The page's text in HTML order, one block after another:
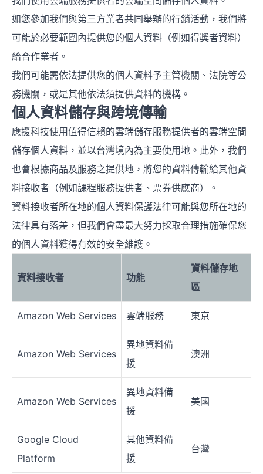
如您參加我們與第三方業者共同舉辦的行銷活動，我們將
可能於必要範圍內提供您的個人資料（例如得獎者資料）
給合作業者。
我們可能需依法提供您的個人資料予主管機關、法院等公
務機關，或是其他依法須提供資料的機構。
個人資料儲存與跨境傳輸
應援科技使用值得信賴的雲端儲存服務提供者的雲端空間
儲存個人資料，並以台灣境內為主要使用地。此外，我們
也會根據商品及服務之提供地，將您的資料傳輸給其他資
料接收者（例如課程服務提供者、票券供應商）。
資料接收者所在地的個人資料保護法律可能與您所在地的
法律具有落差，但我們會盡最大努力採取合理措施確保您
的個人資料獲得有效的安全維護。
資料接收者 功能
資料儲存地
區
Amazon Web Services 雲端服務 東京
Amazon Web Services
異地資料備
援
澳洲
Amazon Web Services
異地資料備
援
美國
Google Cloud
Platform
其他資料備
援
台灣